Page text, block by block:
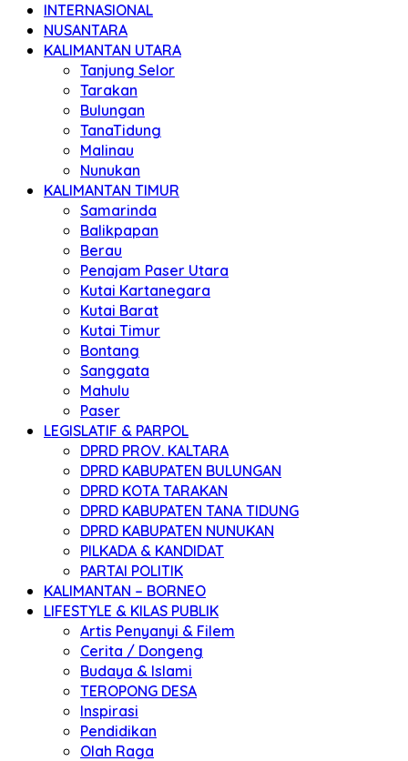
INTERNASIONAL
NUSANTARA
KALIMANTAN UTARA
Tanjung Selor
Tarakan
Bulungan
TanaTidung
Malinau
Nunukan
KALIMANTAN TIMUR
Samarinda
Balikpapan
Berau
Penajam Paser Utara
Kutai Kartanegara
Kutai Barat
Kutai Timur
Bontang
Sanggata
Mahulu
Paser
LEGISLATIF & PARPOL
DPRD PROV. KALTARA
DPRD KABUPATEN BULUNGAN
DPRD KOTA TARAKAN
DPRD KABUPATEN TANA TIDUNG
DPRD KABUPATEN NUNUKAN
PILKADA & KANDIDAT
PARTAI POLITIK
KALIMANTAN – BORNEO
LIFESTYLE & KILAS PUBLIK
Artis Penyanyi & Filem
Cerita / Dongeng
Budaya & Islami
TEROPONG DESA
Inspirasi
Pendidikan
Olah Raga